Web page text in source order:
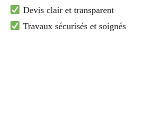
Devis clair et transparent
Travaux sécurisés et soignés